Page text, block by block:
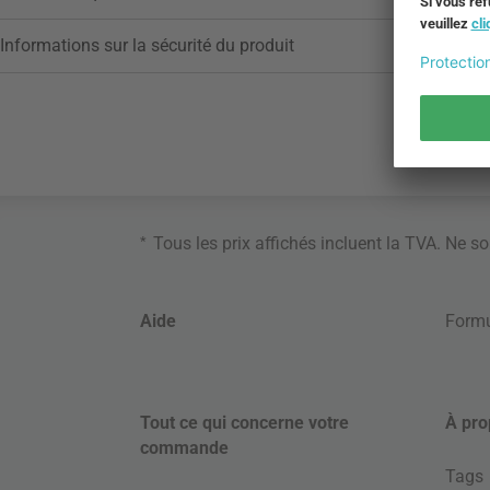
Informations sur la sécurité du produit
* Tous les prix affichés incluent la TVA. Ne
Aide
Tout ce qui concerne votre
commande
À
Tags